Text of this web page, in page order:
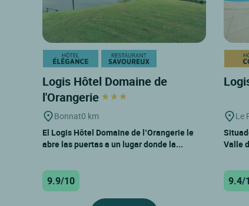
Logis Hôtel Domaine de
l'Orangerie
Bonnat0 km
El Logis Hôtel Domaine de l’Orangerie le
abre las puertas a un lugar donde la...
9.9/10
Le
Valle
9.4/